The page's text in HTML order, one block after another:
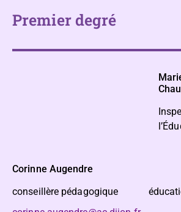
Premier degré
Corinne Augendre
conseillère pédagogique